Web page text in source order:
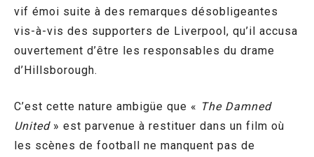
vif émoi suite à des remarques désobligeantes
vis-à-vis des supporters de Liverpool, qu’il accusa
ouvertement d’être les responsables du drame
d’Hillsborough.
C’est cette nature ambigüe que « The Damned
United» est parvenue à restituer dans un film où
les scènes de football ne manquent pas de